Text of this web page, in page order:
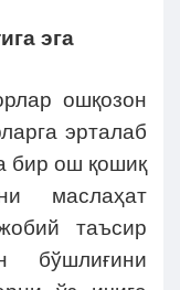
эга
ошқозон
эрталаб
бир ош қошиқ
маслаҳат
таъсир
бўшлиғини